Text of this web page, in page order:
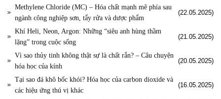
Methylene Chloride (MC) – Hóa chất mạnh mẽ phía sau
ngành công nghiệp sơn, tẩy rửa và dược phẩm
(22.05.2025)
Khí Heli, Neon, Argon: Những “siêu anh hùng thầm
lặng” trong cuộc sống
(21.05.2025)
Vì sao thủy tinh không thật sự là chất rắn? – Câu chuyện
hóa học của kính
(20.05.2025)
Tại sao đá khô bốc khói? Hóa học của carbon dioxide và
các hiệu ứng thú vị khác
(16.05.2025)